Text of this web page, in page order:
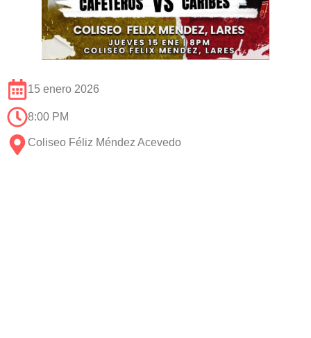
15 enero 2026
8:00 PM
Coliseo Féliz Méndez Acevedo